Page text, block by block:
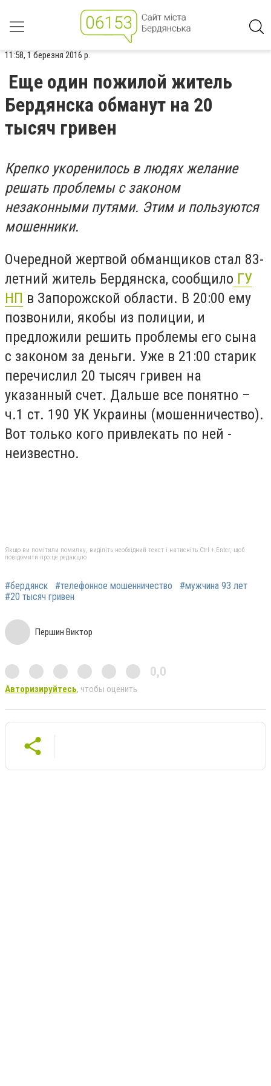
11:58, 1 березня 2016 р.
Еще один пожилой житель
Бердянска обманут на 20
тысяч гривен
Крепко укоренилось в людях желание
решать проблемы с законом
незаконными путями. Этим и пользуются
мошенники.
Очередной жертвой обманщиков стал 83-
летний житель Бердянска, сообщило ГУ
НП в Запорожской области. В 20:00 ему
позвонили, якобы из полиции, и
предложили решить проблемы его сына
с законом за деньги. Уже в 21:00 старик
перечислил 20 тысяч гривен на
указанный счет. Дальше все понятно –
ч.1 ст. 190 УК Украины (мошенничество).
Вот только кого привлекать по ней -
неизвестно.
Якщо ви помітили помилку, виділіть необхідний текст і натисніть Ctrl + Enter, щоб
повідомити про це редакцію
#бердянск #телефонное мошенничество
#мужчина 93 лет
#20 тысяч гривен
Першин Виктор
0,0
Авторизируйтесь, чтобы оценить